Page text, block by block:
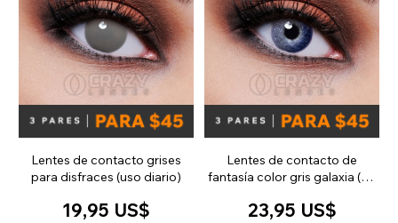
Lentes de contacto grises
para disfraces (uso diario)
19,95 US$
Lentes de contacto de
fantasía color gris galaxia (90
23,95 US$